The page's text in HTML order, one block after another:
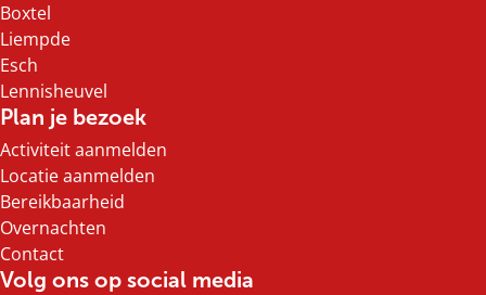
Boxtel
Liempde
Esch
Lennisheuvel
Plan je bezoek
Activiteit aanmelden
Locatie aanmelden
Bereikbaarheid
Overnachten
Contact
Volg ons op social media